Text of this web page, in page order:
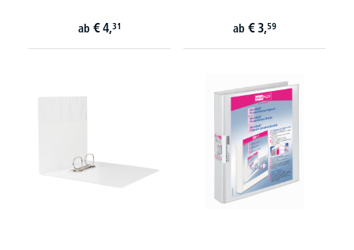
ab € 4,31 ab € 3,59